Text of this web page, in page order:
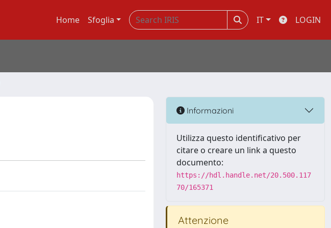
Home Sfoglia IT LOGIN
Informazioni
Utilizza questo identificativo per
citare o creare un link a questo
documento:
https://hdl.handle.net/20.500.117
70/165371
Attenzione